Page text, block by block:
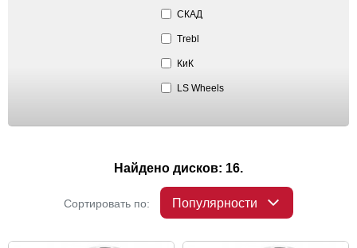
СКАД
Trebl
КиК
LS Wheels
Найдено дисков: 16.
Сортировать по: Популярности